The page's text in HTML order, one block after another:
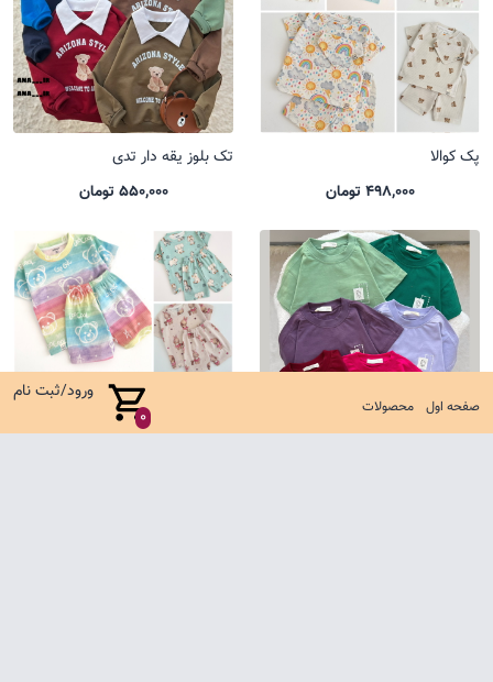
صفحه اول محصولات 0
ورود/ثبت نام
پک کوالا
498,000 تومان
تک بلوز یقه دار تدی
550,000 تومان